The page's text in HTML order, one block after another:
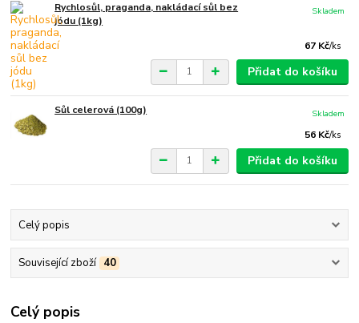
Rychlosůl, praganda, nakládací sůl bez
jódu (1kg)
67 Kč/ks
Skladem
Přidat do košíku
Sůl celerová (100g)
56 Kč/ks
Skladem
Přidat do košíku
Celý popis
Související zboží 40
Celý popis